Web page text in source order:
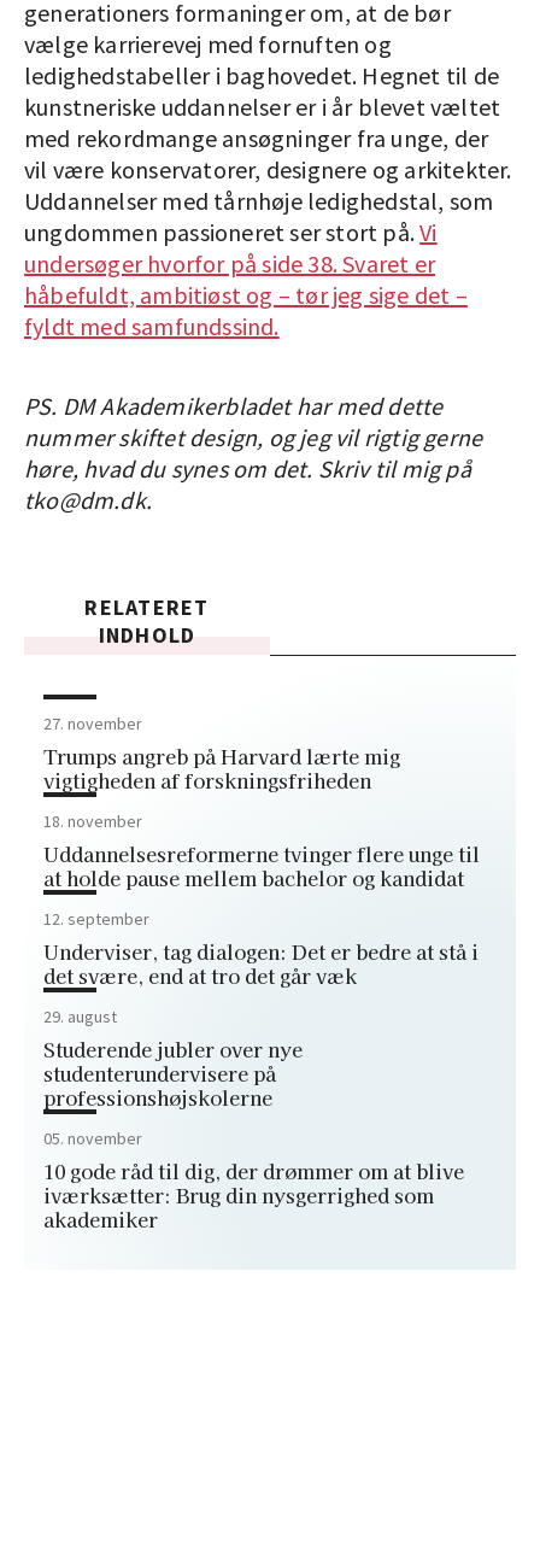
generationers formaninger om, at de bør
vælge karrierevej med fornuften og
ledighedstabeller i baghovedet. Hegnet til de
kunstneriske uddannelser er i år blevet væltet
med rekordmange ansøgninger fra unge, der
vil være konservatorer, designere og arkitekter.
Uddannelser med tårnhøje ledighedstal, som
ungdommen passioneret ser stort på.Vi
undersøger hvorfor på side 38. Svaret er
håbefuldt, ambitiøst og – tør jeg sige det –
fyldt med samfundssind.
PS. DM Akademikerbladet har med dette
nummer skiftet design, og jeg vil rigtig gerne
høre, hvad du synes om det. Skriv til mig på
tko@dm.dk.
RELATERET
INDHOLD
27. november
Trumps angreb på Harvard lærte mig
vigtigheden af forskningsfriheden
18. november
Uddannelsesreformerne tvinger flere unge til
at holde pause mellem bachelor og kandidat
12. september
Underviser, tag dialogen: Det er bedre at stå i
det svære, end at tro det går væk
29. august
Studerende jubler over nye
studenterundervisere på
professionshøjskolerne
05. november
10 gode råd til dig, der drømmer om at blive
iværksætter: Brug din nysgerrighed som
akademiker